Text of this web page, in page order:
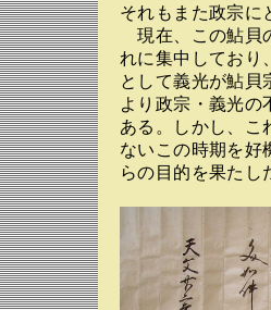
それもまた政宗に
現在、この鮎貝
れに集中しており
として義光が鮎貝
より政宗・義光の
ある。しかし、こ
ないこの時期を好
らの目的を果たし